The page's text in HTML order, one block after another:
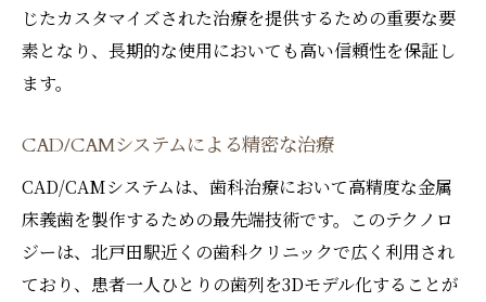
じたカスタマイズされた治療を提供するための重要な要
素となり、長期的な使用においても高い信頼性を保証し
ます。
CAD/CAMシステムによる精密な治療
CAD/CAMシステムは、歯科治療において高精度な金属
床義歯を製作するための最先端技術です。このテクノロ
ジーは、北戸田駅近くの歯科クリニックで広く利用され
ており、患者一人ひとりの歯列を3Dモデル化することが